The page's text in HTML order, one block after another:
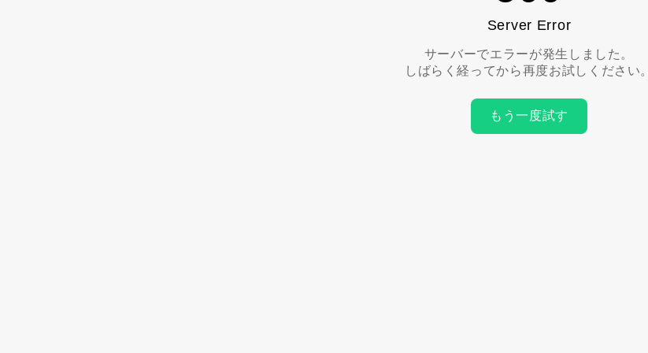
Server Error
サーバーでエラーが発生しました。
しばらく経ってから再度お試しください。
もう一度試す